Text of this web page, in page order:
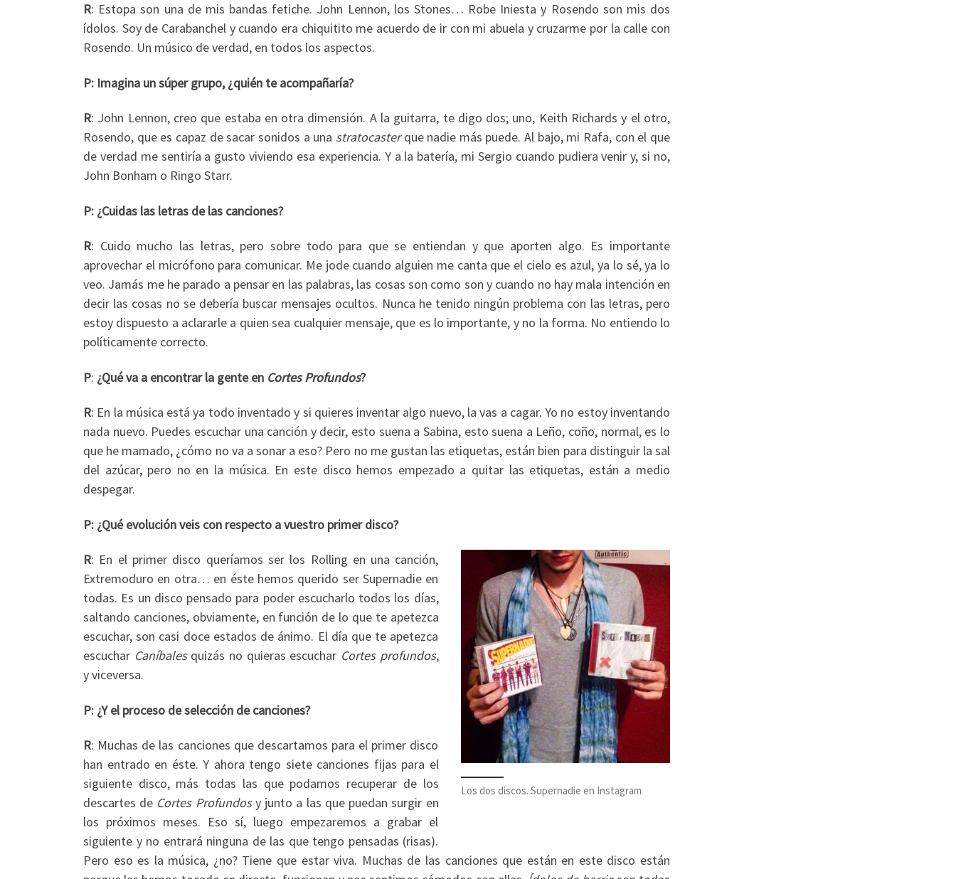
R: Estopa son una de mis bandas fetiche. John Lennon, los Stones… Robe Iniesta y Rosendo son mis dos
ídolos. Soy de Carabanchel y cuando era chiquitito me acuerdo de ir con mi abuela y cruzarme por la calle con
Rosendo. Un músico de verdad, en todos los aspectos.
P: Imagina un súper grupo, ¿quién te acompañaría?
R: John Lennon, creo que estaba en otra dimensión. A la guitarra, te digo dos; uno, Keith Richards y el otro,
Rosendo, que es capaz de sacar sonidos a una stratocasterque nadie más puede. Al bajo, mi Rafa, con el que
de verdad me sentiría a gusto viviendo esa experiencia. Y a la batería, mi Sergio cuando pudiera venir y, si no,
John Bonham o Ringo Starr.
P: ¿Cuidas las letras de las canciones?
R: Cuido mucho las letras, pero sobre todo para que se entiendan y que aporten algo. Es importante
aprovechar el micrófono para comunicar. Me jode cuando alguien me canta que el cielo es azul, ya lo sé, ya lo
veo. Jamás me he parado a pensar en las palabras, las cosas son como son y cuando no hay mala intención en
decir las cosas no se debería buscar mensajes ocultos. Nunca he tenido ningún problema con las letras, pero
estoy dispuesto a aclararle a quien sea cualquier mensaje, que es lo importante, y no la forma. No entiendo lo
políticamente correcto.
P: ¿Qué va a encontrar la gente en Cortes Profundos?
R: En la música está ya todo inventado y si quieres inventar algo nuevo, la vas a cagar. Yo no estoy inventando
nada nuevo. Puedes escuchar una canción y decir, esto suena a Sabina, esto suena a Leño, coño, normal, es lo
que he mamado, ¿cómo no va a sonar a eso? Pero no me gustan las etiquetas, están bien para distinguir la sal
del azúcar, pero no en la música. En este disco hemos empezado a quitar las etiquetas, están a medio
despegar.
P: ¿Qué evolución veis con respecto a vuestro primer disco?
Los dos discos. Supernadie en Instagram
R: En el primer disco queríamos ser los Rolling en una canción,
Extremoduro en otra… en éste hemos querido ser Supernadie en
todas. Es un disco pensado para poder escucharlo todos los días,
saltando canciones, obviamente, en función de lo que te apetezca
escuchar, son casi doce estados de ánimo. El día que te apetezca
escuchar Caníbalesquizás no quieras escuchar Cortes profundos,
y viceversa.
P: ¿Y el proceso de selección de canciones?
R: Muchas de las canciones que descartamos para el primer disco
han entrado en éste. Y ahora tengo siete canciones fijas para el
siguiente disco, más todas las que podamos recuperar de los
descartes de Cortes Profundosy junto a las que puedan surgir en
los próximos meses. Eso sí, luego empezaremos a grabar el
siguiente y no entrará ninguna de las que tengo pensadas (risas).
Pero eso es la música, ¿no? Tiene que estar viva. Muchas de las canciones que están en este disco están